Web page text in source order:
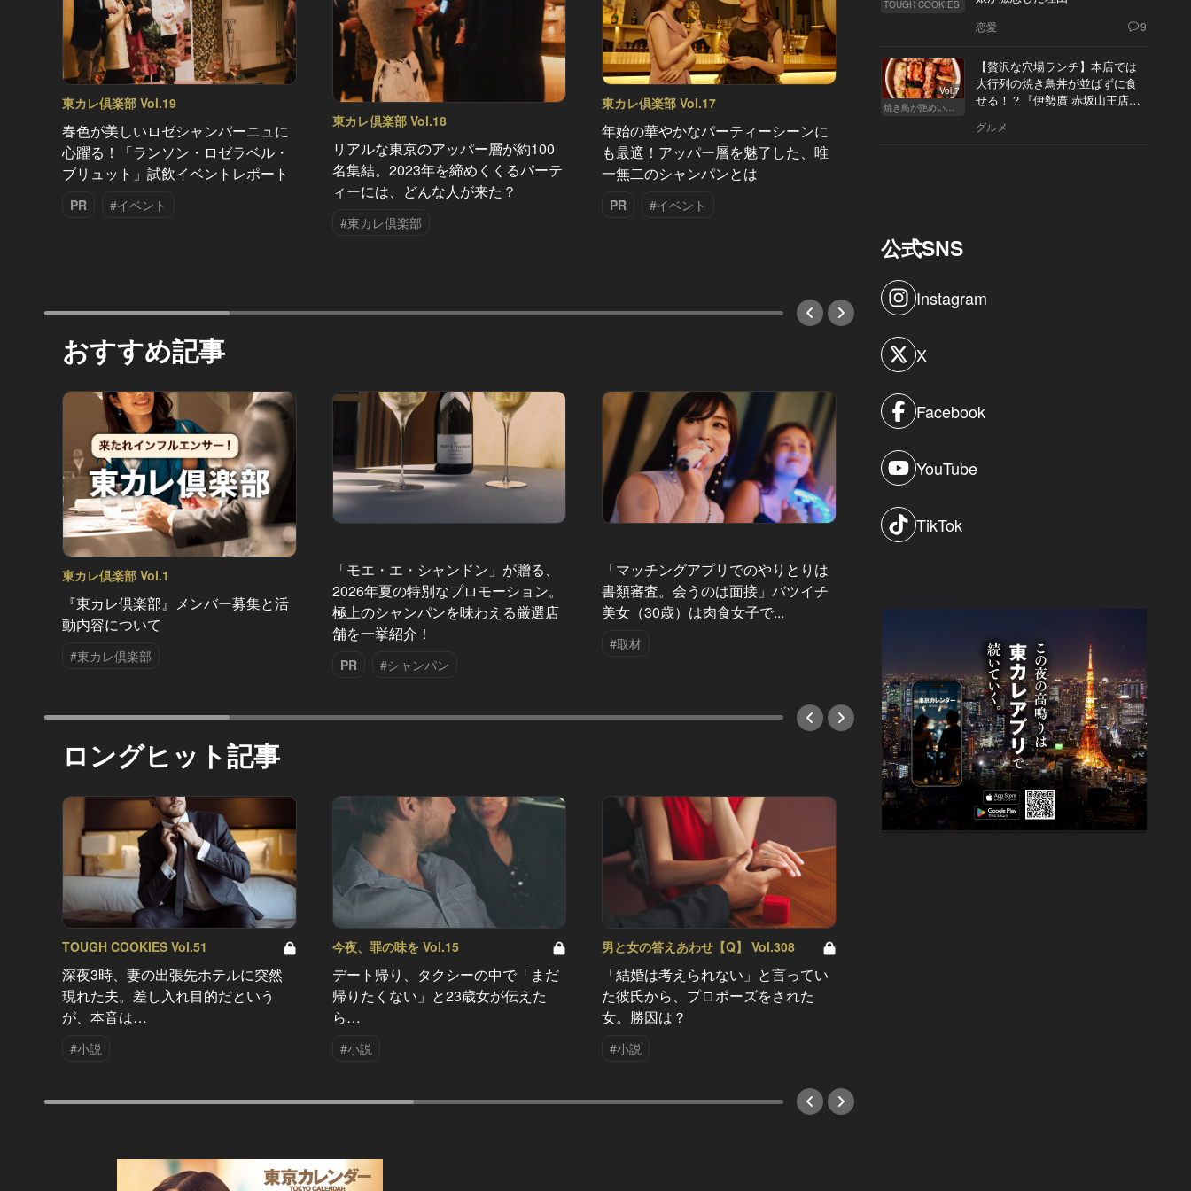
東カレ倶楽部 Vol.19
春色が美しいロゼシャンパーニュに
心躍る！「ランソン・ロゼラベル・
ブリュット」試飲イベントレポート
PR #イベント
東カレ倶楽部 Vol.18
リアルな東京のアッパー層が約100
名集結。2023年を締めくくるパーテ
ィーには、どんな人が来た？
#東カレ倶楽部
東カレ倶楽部 Vol.17
年始の華やかなパーティーシーンに
も最適！アッパー層を魅了した、唯
一無二のシャンパンとは
PR #イベント
東カレ倶楽部 Vol.16
#東カレ倶楽部
おすすめ記事
東カレ倶楽部 Vol.1
『東カレ倶楽部』メンバー募集と活
動内容について
#東カレ倶楽部
「モエ・エ・シャンドン」が贈る、
2026年夏の特別なプロモーション。
極上のシャンパンを味わえる厳選店
舗を一挙紹介！
PR #シャンパン
「マッチングアプリでのやりとりは
書類審査。会うのは面接」バツイチ
美女（30歳）は肉食女子で...
#取材
ロングヒット記事
TOUGH COOKIES Vol.51
深夜3時、妻の出張先ホテルに突然
現れた夫。差し入れ目的だという
が、本音は…
#小説
今夜、罪の味を Vol.15
デート帰り、タクシーの中で「まだ
帰りたくない」と23歳女が伝えた
ら…
#小説
男と女の答えあわせ【Q】 Vol.308
「結婚は考えられない」と言ってい
た彼氏から、プロポーズをされた
女。勝因は？
#小説
TOUGH COOKIES
恋愛 9
Vol.7
焼き鳥が艶めいてきた
【贅沢な穴場ランチ】本店では
大行列の焼き鳥丼が並ばずに食
せる！？『伊勢廣 赤坂山王店』
グルメ
公式SNS
Instagram
X
Facebook
YouTube
TikTok